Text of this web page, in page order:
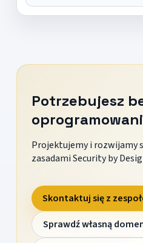
Potrzebujesz
Projektujemy i rozwijamy
zasadami Security by
Skontaktuj się z
Sprawdź własną